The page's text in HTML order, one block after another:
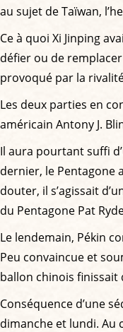
au sujet de Taïwan,
Ce à quoi Xi Jinping
défier ou de
provoqué par la
Les deux parties en
américain Antony J.
Il aura pourtant suffi
dernier, le Pentagone
douter, il s’agissait
du Pentagone Pat
Le lendemain, Pékin
Peu convaincue et
ballon chinois finissait
Conséquence d’une
dimanche et lundi. Au